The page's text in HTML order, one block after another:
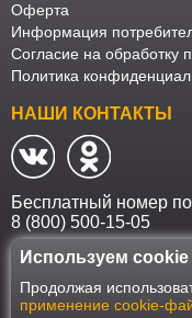
Оферта
Информация
Согласие на обработку
Политика
НАШИ КОНТАКТЫ
Бесплатный номер
8 (800) 500-15-05
Наш интернет-магазин
Федерального закона от
данных". Оформить
Используем cookie
Продолжая
применение cookie-